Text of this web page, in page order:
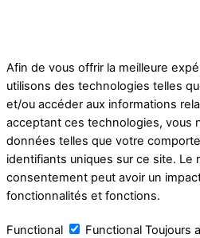
Afin de vous offrir la meilleure
utilisons des technologies telles
et/ou accéder aux informations
acceptant ces technologies, vous
données telles que votre
identifiants uniques sur ce site. Le
consentement peut avoir un
fonctionnalités et fonctions.
Functional Functional Toujours